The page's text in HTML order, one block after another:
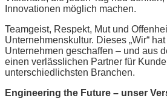
Innovationen möglich machen.
Teamgeist, Respekt, Mut und
Unternehmenskultur. Dieses „Wir“
Unternehmen geschaffen – und aus
einen verlässlichen Partner für
unterschiedlichsten Branchen.
Engineering the Future – unser